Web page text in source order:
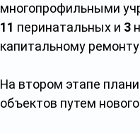
многопрофильными
11 перинатальных и 3
капитальному
На втором этапе
объектов путем